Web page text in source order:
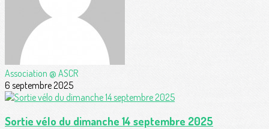
Association @ ASCR
6 septembre 2025
Sortie vélo du dimanche 14 septembre 2025